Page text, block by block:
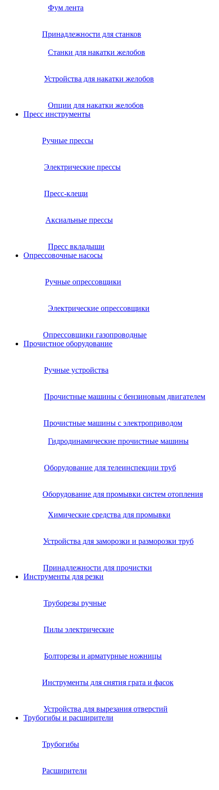
Фум лента
Принадлежности для станков
Станки для накатки желобов
Устройства для накатки желобов
Опции для накатки желобов
Пресс инструменты
Ручные прессы
Электрические прессы
Пресс-клещи
Аксиальные прессы
Пресс вкладыши
Опрессовочные насосы
Ручные опрессовщики
Электрические опрессовщики
Опрессовщики газопроводные
Прочистное оборудование
Ручные устройства
Прочистные машины с бензиновым двигателем
Прочистные машины с электроприводом
Гидродинамические прочистные машины
Оборудование для телеинспекции труб
Оборудование для промывки систем отопления
Химические средства для промывки
Устройства для заморозки и разморозки труб
Принадлежности для прочистки
Инструменты для резки
Труборезы ручные
Пилы электрические
Болторезы и арматурные ножницы
Инструменты для снятия грата и фасок
Устройства для вырезания отверстий
Трубогибы и расширители
Трубогибы
Расширители